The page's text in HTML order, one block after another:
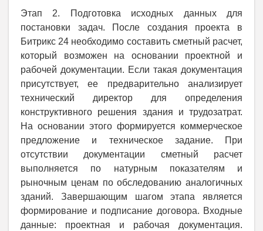
Этап 2. Подготовка исходных данных для
постановки задач. После создания проекта в
Битрикс 24 необходимо составить сметный расчет,
который возможен на основании проектной и
рабочей документации. Если такая документация
присутствует, ее предварительно анализирует
технический директор для определения
конструктивного решения здания и трудозатрат.
На основании этого формируется коммерческое
предложение и техническое задание. При
отсутствии документации сметный расчет
выполняется по натурным показателям и
рыночным ценам по обследованию аналогичных
зданий. Завершающим шагом этапа является
формирование и подписание договора. Входные
данные: проектная и рабочая документация.